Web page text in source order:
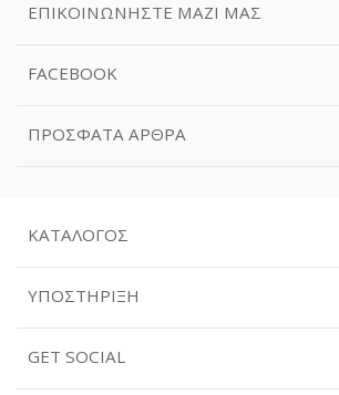
ΕΠΙΚΟΙΝΩΝΉΣΤΕ ΜΑΖΊ ΜΑΣ
FACEBOOK
ΠΡΌΣΦΑΤΑ ΆΡΘΡΑ
ΚΑΤΆΛΟΓΟΣ
ΥΠΟΣΤΉΡΙΞΗ
GET SOCIAL